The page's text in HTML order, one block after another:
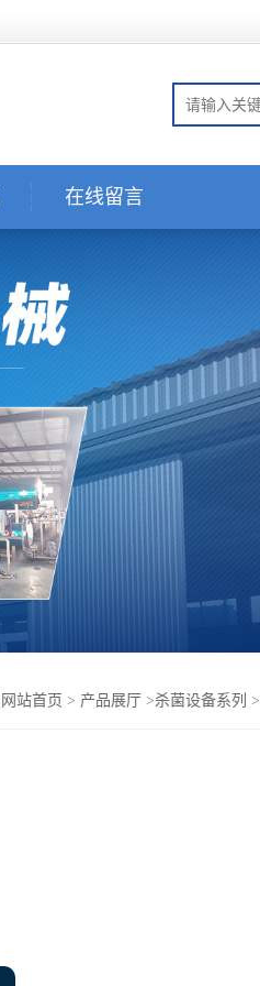
在线留言
网站首页 > 产品展厅 >杀菌设备系列 >